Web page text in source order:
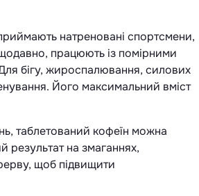
натреновані спортсмени,
працюють із помірними
бігу, жироспалювання, силових
Його максимальний вміст
таблетований кофеїн можна
на змаганнях,
щоб підвищити